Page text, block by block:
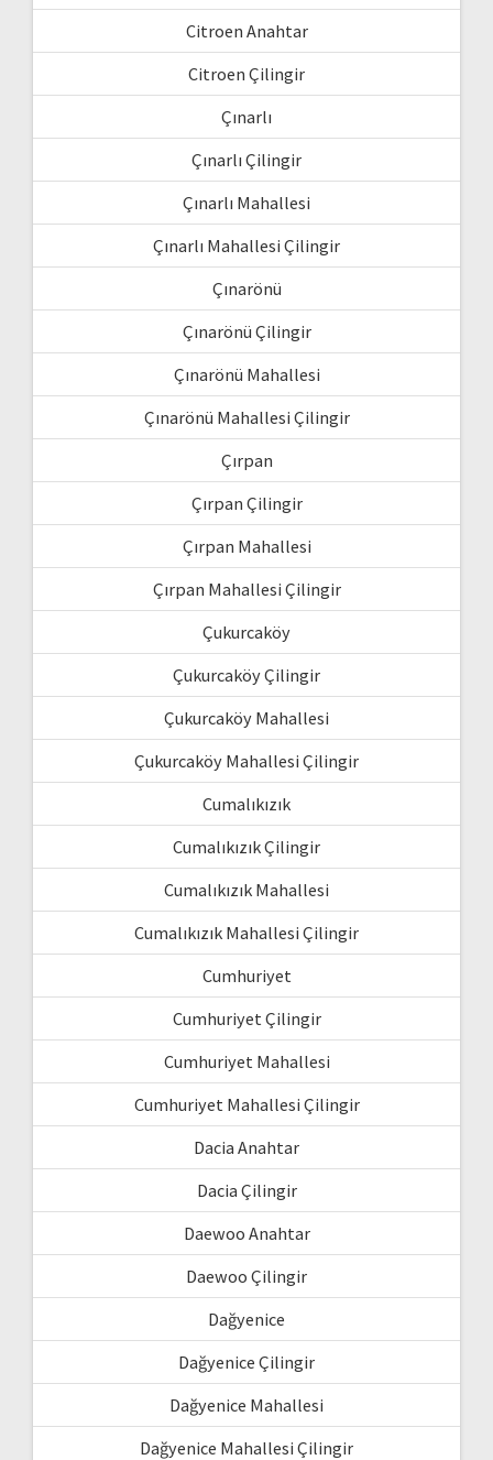
Citroen Anahtar
Citroen Çilingir
Çınarlı
Çınarlı Çilingir
Çınarlı Mahallesi
Çınarlı Mahallesi Çilingir
Çınarönü
Çınarönü Çilingir
Çınarönü Mahallesi
Çınarönü Mahallesi Çilingir
Çırpan
Çırpan Çilingir
Çırpan Mahallesi
Çırpan Mahallesi Çilingir
Çukurcaköy
Çukurcaköy Çilingir
Çukurcaköy Mahallesi
Çukurcaköy Mahallesi Çilingir
Cumalıkızık
Cumalıkızık Çilingir
Cumalıkızık Mahallesi
Cumalıkızık Mahallesi Çilingir
Cumhuriyet
Cumhuriyet Çilingir
Cumhuriyet Mahallesi
Cumhuriyet Mahallesi Çilingir
Dacia Anahtar
Dacia Çilingir
Daewoo Anahtar
Daewoo Çilingir
Dağyenice
Dağyenice Çilingir
Dağyenice Mahallesi
Dağyenice Mahallesi Çilingir